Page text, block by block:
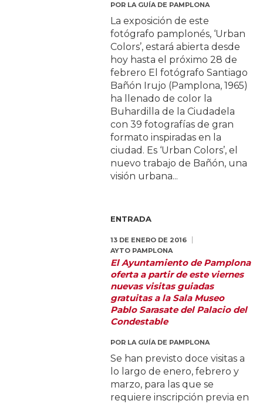
POR LA GUÍA DE PAMPLONA
La exposición de este
fotógrafo pamplonés, ‘Urban
Colors’, estará abierta desde
hoy hasta el próximo 28 de
febrero El fotógrafo Santiago
Bañón Irujo (Pamplona, 1965)
ha llenado de color la
Buhardilla de la Ciudadela
con 39 fotografías de gran
formato inspiradas en la
ciudad. Es ‘Urban Colors’, el
nuevo trabajo de Bañón, una
visión urbana...
ENTRADA
13 DE ENERO DE 2016
AYTO PAMPLONA
El Ayuntamiento de Pamplona
oferta a partir de este viernes
nuevas visitas guiadas
gratuitas a la Sala Museo
Pablo Sarasate del Palacio del
Condestable
POR LA GUÍA DE PAMPLONA
Se han previsto doce visitas a
lo largo de enero, febrero y
marzo, para las que se
requiere inscripción previa en